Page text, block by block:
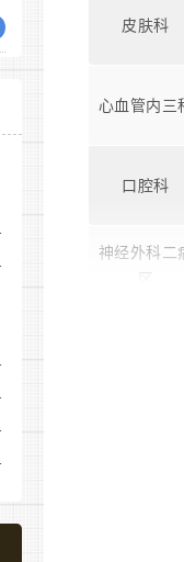
皮肤科
心血管内三
口腔科
神经外科二